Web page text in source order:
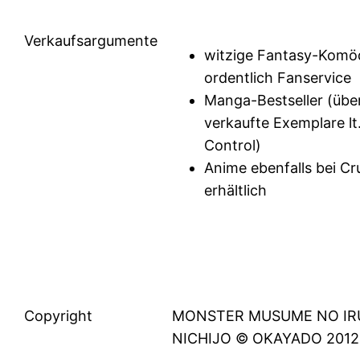
Verkaufsargumente
witzige Fantasy-
ordentlich Fanservice
Manga-Bestseller
verkaufte Exemplare
Control)
Anime ebenfalls bei
erhältlich
Copyright
MONSTER MUSUME NO
NICHIJO © OKAYADO